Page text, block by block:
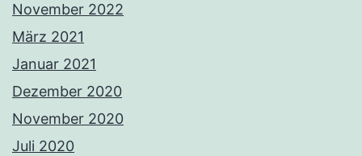
November 2022
März 2021
Januar 2021
Dezember 2020
November 2020
Juli 2020